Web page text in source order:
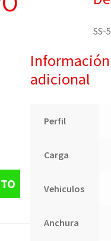
SS-
Información
adicional
Perfil
Carga
Vehiculos
Anchura